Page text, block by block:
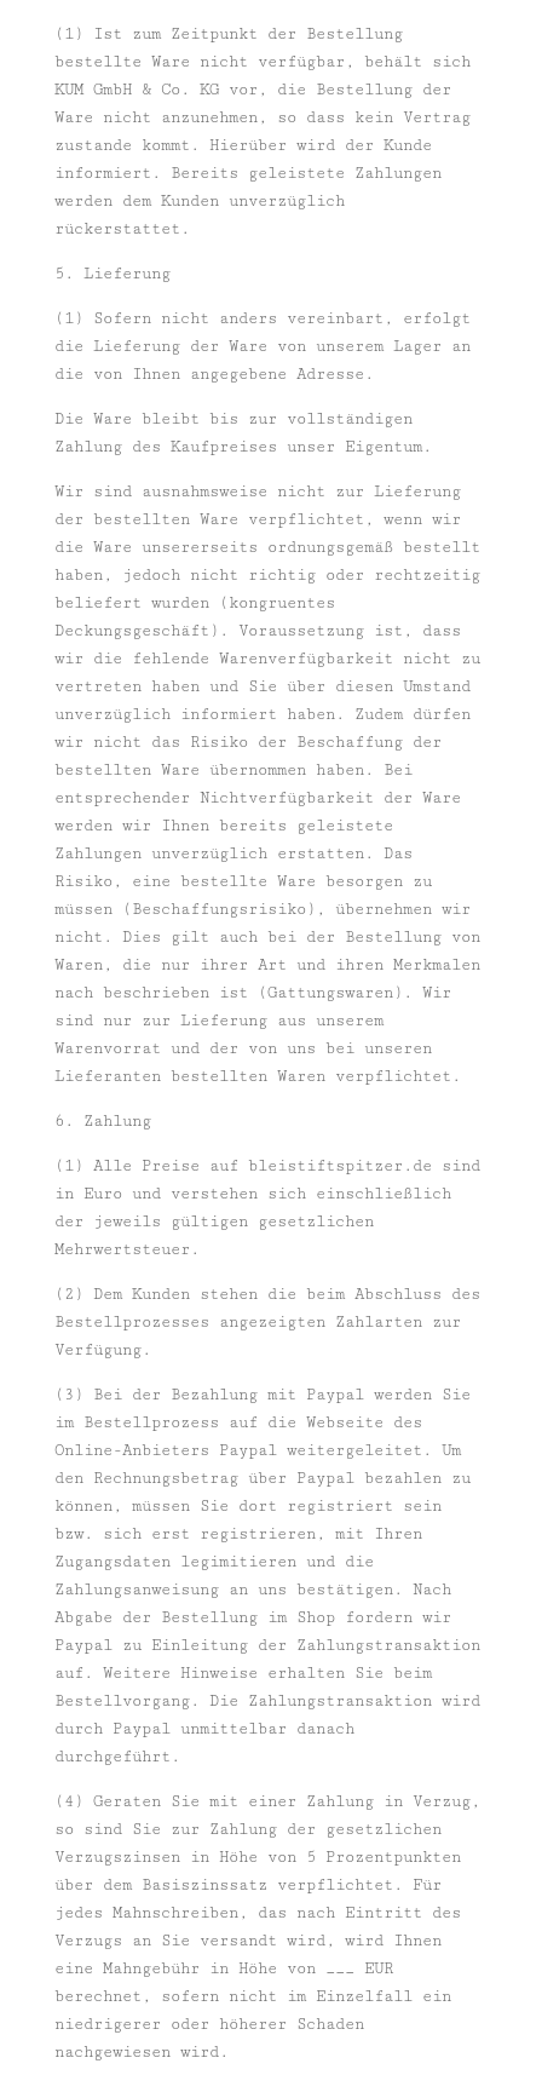
(1) Ist zum Zeitpunkt der Bestellung
bestellte Ware nicht verfügbar, behält sich
KUM GmbH & Co. KG vor, die Bestellung der
Ware nicht anzunehmen, so dass kein Vertrag
zustande kommt. Hierüber wird der Kunde
informiert. Bereits geleistete Zahlungen
werden dem Kunden unverzüglich
rückerstattet.
5. Lieferung
(1) Sofern nicht anders vereinbart, erfolgt
die Lieferung der Ware von unserem Lager an
die von Ihnen angegebene Adresse.
Die Ware bleibt bis zur vollständigen
Zahlung des Kaufpreises unser Eigentum.
Wir sind ausnahmsweise nicht zur Lieferung
der bestellten Ware verpflichtet, wenn wir
die Ware unsererseits ordnungsgemäß bestellt
haben, jedoch nicht richtig oder rechtzeitig
beliefert wurden (kongruentes
Deckungsgeschäft). Voraussetzung ist, dass
wir die fehlende Warenverfügbarkeit nicht zu
vertreten haben und Sie über diesen Umstand
unverzüglich informiert haben. Zudem dürfen
wir nicht das Risiko der Beschaffung der
bestellten Ware übernommen haben. Bei
entsprechender Nichtverfügbarkeit der Ware
werden wir Ihnen bereits geleistete
Zahlungen unverzüglich erstatten. Das
Risiko, eine bestellte Ware besorgen zu
müssen (Beschaffungsrisiko), übernehmen wir
nicht. Dies gilt auch bei der Bestellung von
Waren, die nur ihrer Art und ihren Merkmalen
nach beschrieben ist (Gattungswaren). Wir
sind nur zur Lieferung aus unserem
Warenvorrat und der von uns bei unseren
Lieferanten bestellten Waren verpflichtet.
6. Zahlung
(1) Alle Preise auf bleistiftspitzer.de sind
in Euro und verstehen sich einschließlich
der jeweils gültigen gesetzlichen
Mehrwertsteuer.
(2) Dem Kunden stehen die beim Abschluss des
Bestellprozesses angezeigten Zahlarten zur
Verfügung.
(3) Bei der Bezahlung mit Paypal werden Sie
im Bestellprozess auf die Webseite des
Online-Anbieters Paypal weitergeleitet. Um
den Rechnungsbetrag über Paypal bezahlen zu
können, müssen Sie dort registriert sein
bzw. sich erst registrieren, mit Ihren
Zugangsdaten legimitieren und die
Zahlungsanweisung an uns bestätigen. Nach
Abgabe der Bestellung im Shop fordern wir
Paypal zu Einleitung der Zahlungstransaktion
auf. Weitere Hinweise erhalten Sie beim
Bestellvorgang. Die Zahlungstransaktion wird
durch Paypal unmittelbar danach
durchgeführt.
(4) Geraten Sie mit einer Zahlung in Verzug,
so sind Sie zur Zahlung der gesetzlichen
Verzugszinsen in Höhe von 5 Prozentpunkten
über dem Basiszinssatz verpflichtet. Für
jedes Mahnschreiben, das nach Eintritt des
Verzugs an Sie versandt wird, wird Ihnen
eine Mahngebühr in Höhe von ___ EUR
berechnet, sofern nicht im Einzelfall ein
niedrigerer oder höherer Schaden
nachgewiesen wird.